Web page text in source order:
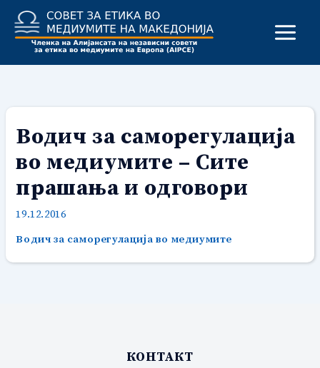
content
Водич за саморегулација
во медиумите – Сите
прашања и одговори
19.12.2016
Водич за саморегулација во медиумите
КОНТАКТ